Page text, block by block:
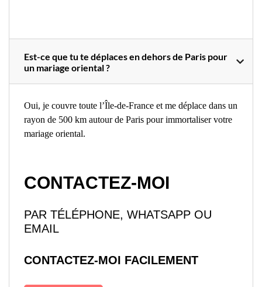
Est-ce que tu te déplaces en dehors de Paris pour
un mariage oriental ?
Oui, je couvre toute l’Île-de-France et me déplace dans un
rayon de 500 km autour de Paris pour immortaliser votre
mariage oriental.
CONTACTEZ-MOI
PAR TÉLÉPHONE, WHATSAPP OU
EMAIL
CONTACTEZ-MOI FACILEMENT